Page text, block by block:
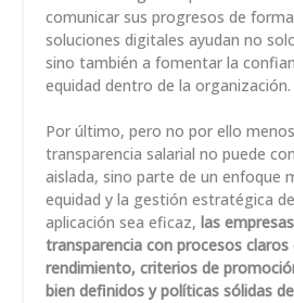
comunicar sus progresos de
soluciones digitales ayudan no
sino también a fomentar la
equidad dentro de la organización.
Por último, pero no por ello
transparencia salarial no puede
aislada, sino parte de un enfoque
equidad y la gestión estratégica
aplicación sea eficaz, las
transparencia con procesos claros
rendimiento, criterios de
bien definidos y políticas sólidas